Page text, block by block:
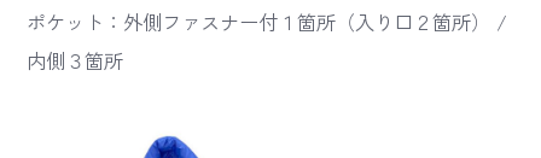
ポケット：外側ファスナー付１箇所（入り口２箇所） /
内側３箇所